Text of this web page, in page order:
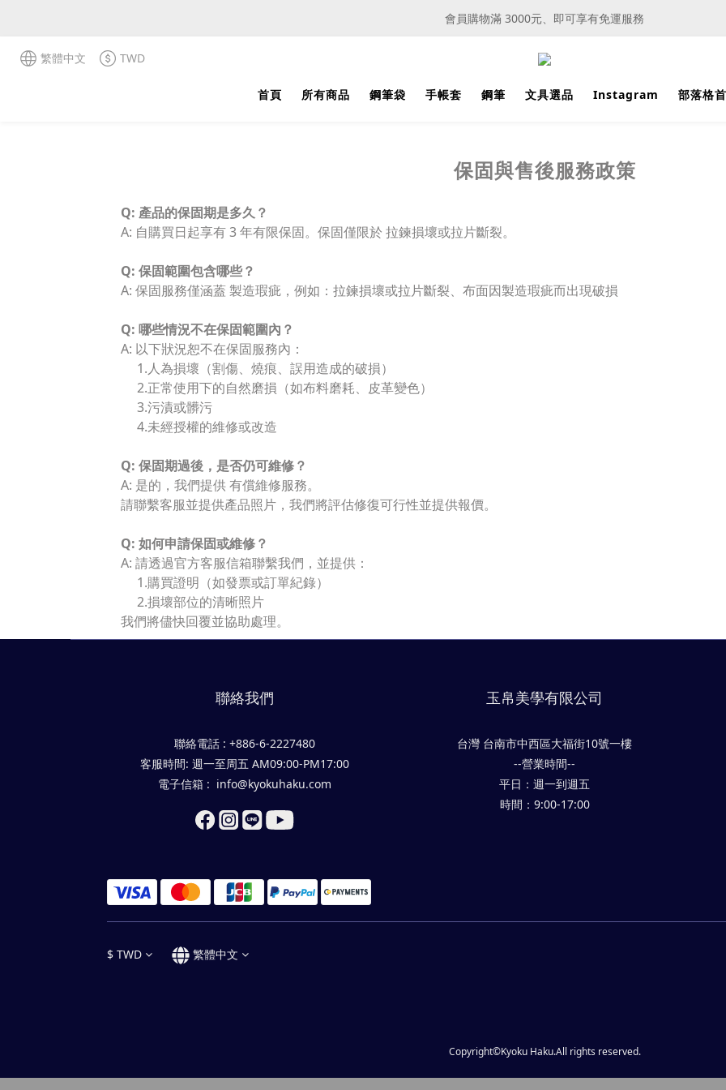
文具選品新上市，木製道具豐富書桌風景
繁體中文
TWD
首頁 所有商品 鋼筆袋 手帳套 鋼筆 文具選品 Instagram 部落格
保固與售後服務政策
Q: 產品的保固期是多久？
A: 自購買日起享有 3 年有限保固。保固僅限於 拉鍊損壞或拉片斷裂。
Q: 保固範圍包含哪些？
A: 保固服務僅涵蓋 製造瑕疵，例如：拉鍊損壞或拉片斷裂、布面因製造瑕疵而出現破損
Q: 哪些情況不在保固範圍內？
A: 以下狀況恕不在保固服務內：
1.人為損壞（割傷、燒痕、誤用造成的破損）
2.正常使用下的自然磨損（如布料磨耗、皮革變色）
3.污漬或髒污
4.未經授權的維修或改造
Q: 保固期過後，是否仍可維修？
A: 是的，我們提供 有償維修服務。
請聯繫客服並提供產品照片，我們將評估修復可行性並提供報價。
Q: 如何申請保固或維修？
A: 請透過官方客服信箱聯繫我們，並提供：
1.購買證明（如發票或訂單紀錄）
2.損壞部位的清晰照片
我們將儘快回覆並協助處理。
聯絡我們
聯絡電話 : +886-6-2227480
客服時間: 週一至周五 AM09:00-PM17:00
電子信箱 : info@kyokuhaku.com
玉帛美學有限公司
台灣 台南市中西區大福街10號一樓
--營業時間--
平日：週一到週五
時間：9:00-17:00
$ TWD 繁體中文
Copyright©Kyoku Haku.All rights reserved.